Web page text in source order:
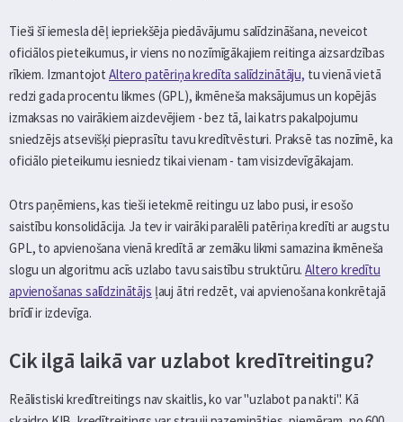
Tieši šī iemesla dēļ iepriekšēja piedāvājumu salīdzināšana, neveicot
oficiālos pieteikumus, ir viens no nozīmīgākajiem reitinga aizsardzības
rīkiem. Izmantojot Altero patēriņa kredīta salīdzinātāju, tu vienā vietā
redzi gada procentu likmes (GPL), ikmēneša maksājumus un kopējās
izmaksas no vairākiem aizdevējiem - bez tā, lai katrs pakalpojumu
sniedzējs atsevišķi pieprasītu tavu kredītvēsturi. Praksē tas nozīmē, ka
oficiālo pieteikumu iesniedz tikai vienam - tam visizdevīgākajam.
Otrs paņēmiens, kas tieši ietekmē reitingu uz labo pusi, ir esošo
saistību konsolidācija. Ja tev ir vairāki paralēli patēriņa kredīti ar augstu
GPL, to apvienošana vienā kredītā ar zemāku likmi samazina ikmēneša
slogu un algoritmu acīs uzlabo tavu saistību struktūru.Altero kredītu
apvienošanas salīdzinātājs ļauj ātri redzēt, vai apvienošana konkrētajā
brīdī ir izdevīga.
Cik ilgā laikā var uzlabot kredītreitingu?
Reālistiski kredītreitings nav skaitlis, ko var "uzlabot pa nakti". Kā